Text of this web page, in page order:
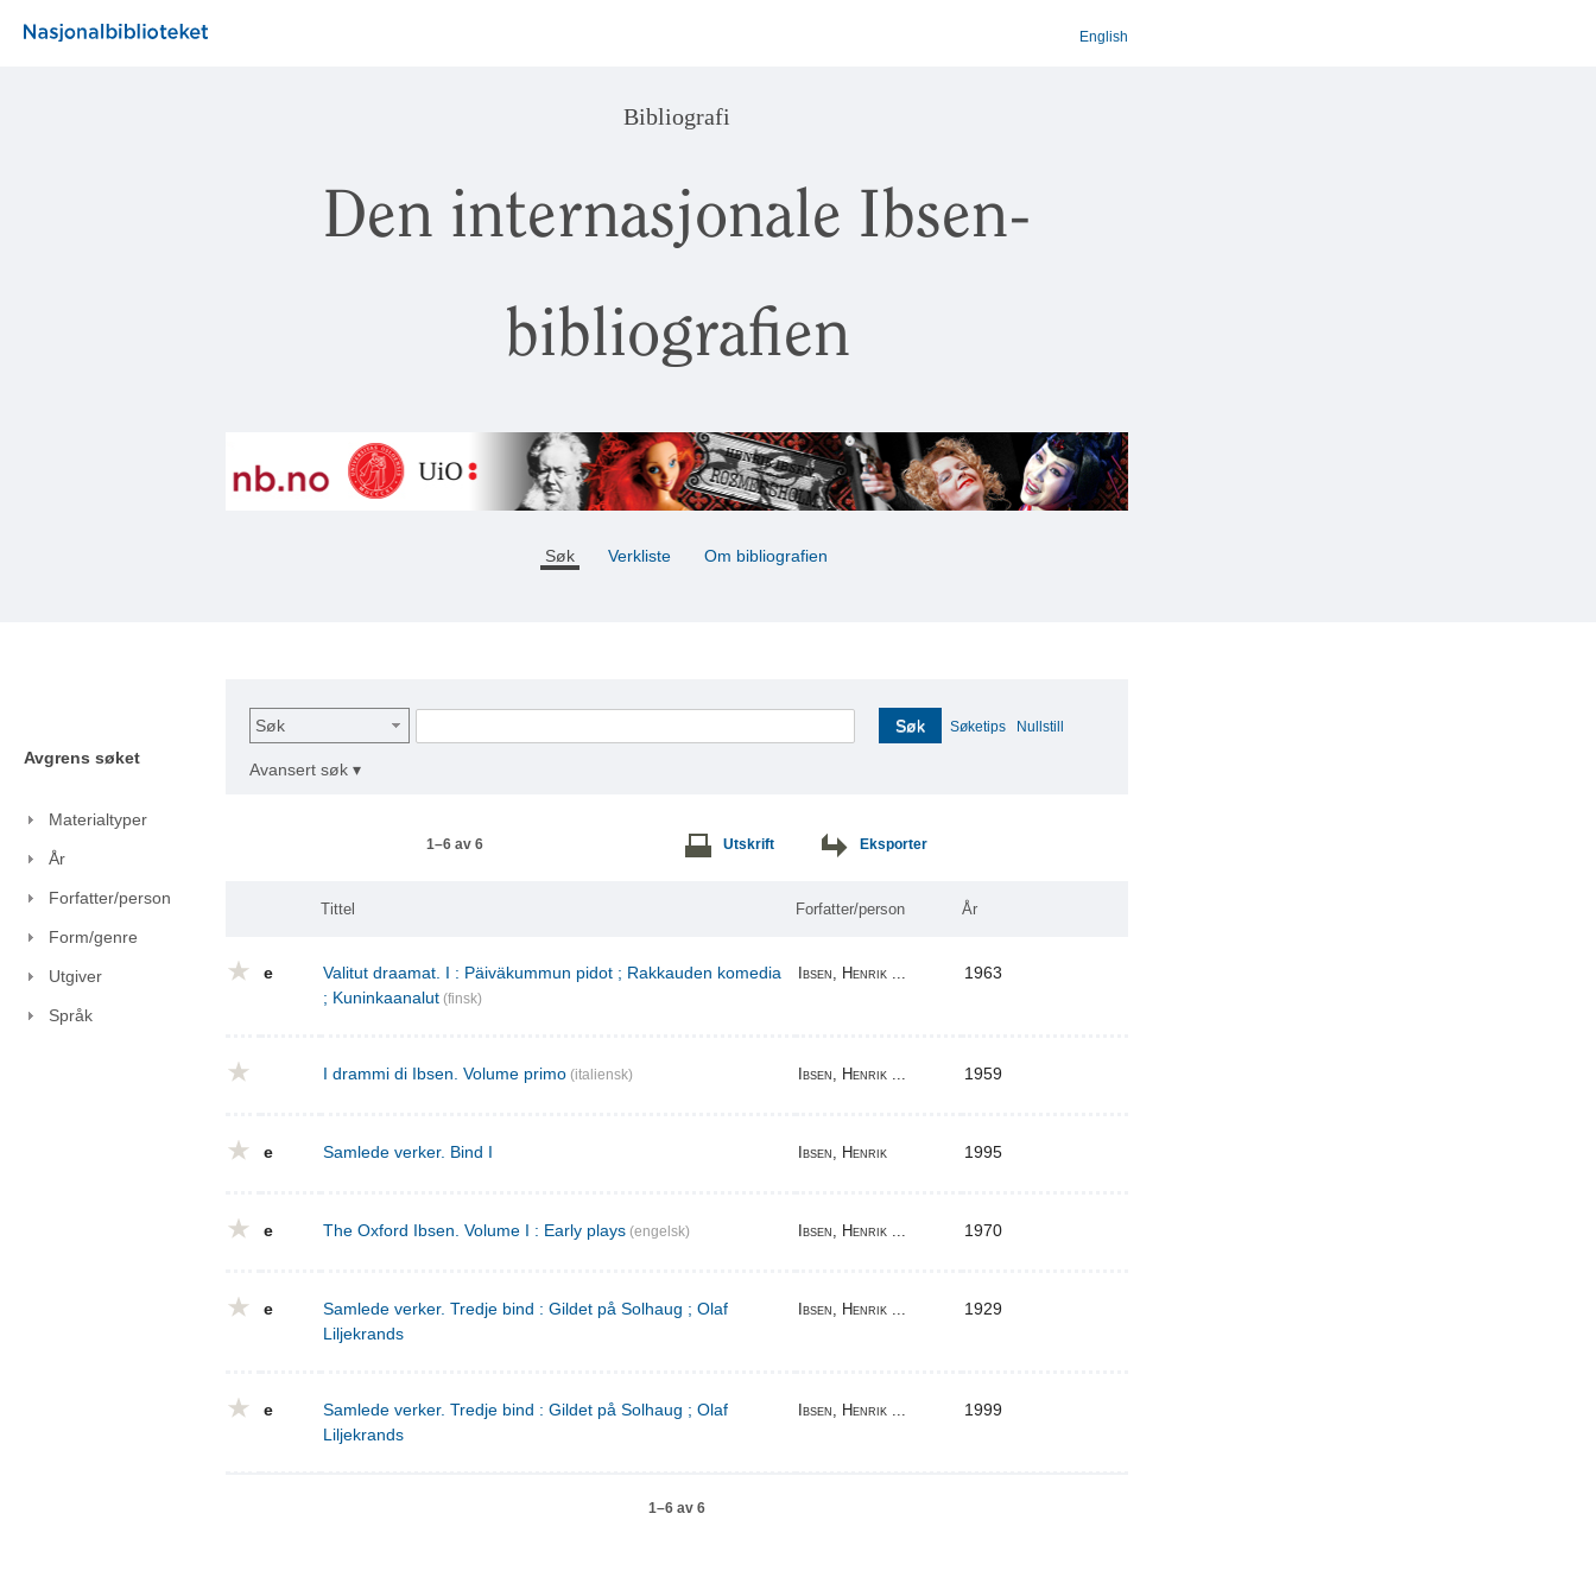
English
Bibliografi
Den internasjonale Ibsen-
bibliografien
Søk Verkliste Om bibliografien
Avgrens søket
Materialtyper
År
Forfatter/person
Form/genre
Utgiver
Språk
Søk Søk Søketips Nullstill
Avansert søk ▾
1–6 av 6 Utskrift Eksporter
Tittel Forfatter/person År
e
Valitut draamat. I : Päiväkummun pidot ; Rakkauden komedia
; Kuninkaanalut (finsk)
Ibsen, Henrik ... 1963
I drammi di Ibsen. Volume primo (italiensk) Ibsen, Henrik ... 1959
e Samlede verker. Bind I Ibsen, Henrik 1995
e The Oxford Ibsen. Volume I : Early plays (engelsk) Ibsen, Henrik ... 1970
e
Samlede verker. Tredje bind : Gildet på Solhaug ; Olaf
Liljekrands
Ibsen, Henrik ... 1929
e
Samlede verker. Tredje bind : Gildet på Solhaug ; Olaf
Liljekrands
Ibsen, Henrik ... 1999
1–6 av 6